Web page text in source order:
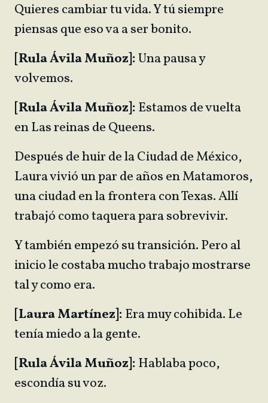
Quieres cambiar tu vida. Y tú siempre
piensas que eso va a ser bonito.
[Rula Ávila Muñoz]:Una pausa y
volvemos.
[Rula Ávila Muñoz]:Estamos de vuelta
en Las reinas de Queens.
Después de huir de la Ciudad de México,
Laura vivió un par de años en Matamoros,
una ciudad en la frontera con Texas. Allí
trabajó como taquera para sobrevivir.
Y también empezó su transición. Pero al
inicio le costaba mucho trabajo mostrarse
tal y como era.
[Laura Martínez]:Era muy cohibida. Le
tenía miedo a la gente.
[Rula Ávila Muñoz]:Hablaba poco,
escondía su voz.